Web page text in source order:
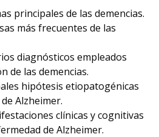
principales de las demencias.
más frecuentes de las
diagnósticos empleados
de las demencias.
hipótesis etiopatogénicas
Alzheimer.
clínicas y cognitivas
de Alzheimer.